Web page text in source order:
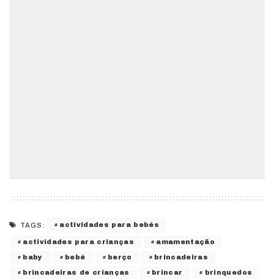
TAGS: actividades para bebés
actividades para crianças amamentação
baby bebé berço brincadeiras
brincadeiras de crianças brincar brinquedos